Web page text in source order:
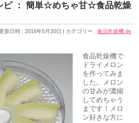
ピ ： 簡単☆めちゃ甘☆食品乾燥
新日時 : 2016年5月20日 カテゴリー :食品乾燥機 de
食品乾燥機で
ドライメロン
を作ってみま
した。メロン
の甘みが濃縮
してめちゃう
まです！メロ
ン好きな方に